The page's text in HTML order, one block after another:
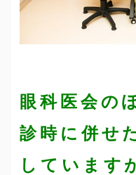
眼科医会の
診時に併せ
しています